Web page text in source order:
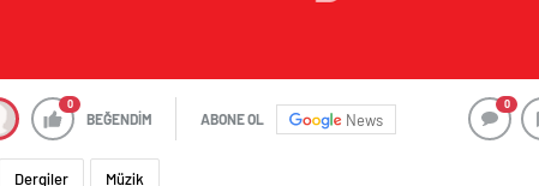
0
BEĞENDİM ABONE OL News
0
Dergiler Müzik